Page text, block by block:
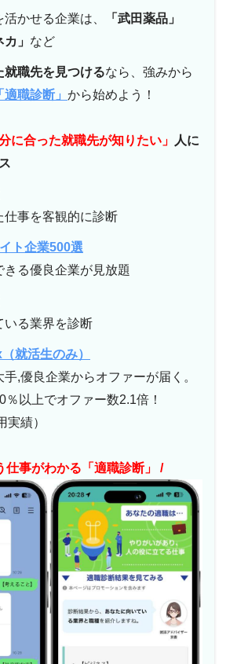
かせる企業は、
「武田薬品」
」 など
就職先を見つけるなら、強みから
適職診断」 から始めよう！
に合った就職先が知りたい」
人に
仕事を客観的に診断
ト企業500選
る優良企業が見放題
いる業界を診断
就活生のみ）
,優良企業からオファーが届く。
％以上でオファー数2.1倍！
実績）
仕事がわかる「適職診断」 /